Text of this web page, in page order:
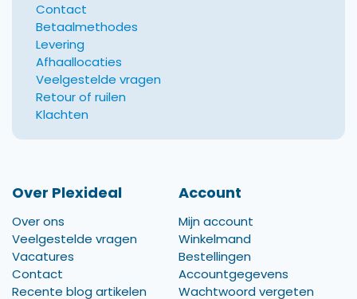
Contact
Betaalmethodes
Levering
Afhaallocaties
Veelgestelde vragen
Retour of ruilen
Klachten
Over Plexideal
Over ons
Veelgestelde vragen
Vacatures
Contact
Recente blog artikelen
Account
Mijn account
Winkelmand
Bestellingen
Accountgegevens
Wachtwoord vergeten